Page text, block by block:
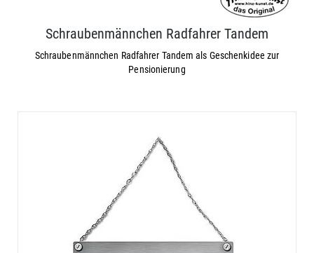
Schraubenmännchen Radfahrer Tandem
Schraubenmännchen Radfahrer Tandem als Geschenkidee zur
Pensionierung